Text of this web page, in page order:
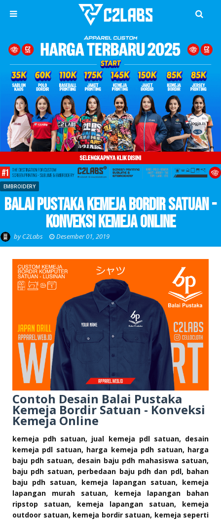
EMBROIDERY
Balai Pustaka Kemeja Bordir Satuan -
Konveksi Kemeja Online
by C2Labs Desember 01, 2019
Contoh Desain Balai Pustaka
Kemeja Bordir Satuan - Konveksi
Kemeja Online
kemeja pdh satuan, jual kemeja pdl satuan, desain
kemeja pdl satuan, harga kemeja pdh satuan, harga
baju pdh satuan, desain baju pdh mahasiswa satuan,
baju pdh satuan, perbedaan baju pdh dan pdl, bahan
baju pdh satuan, kemeja lapangan satuan, kemeja
lapangan murah satuan, kemeja lapangan bahan
ripstop satuan, kemeja lapangan satuan, kemeja
outdoor satuan, kemeja bordir satuan, kemeja seperti